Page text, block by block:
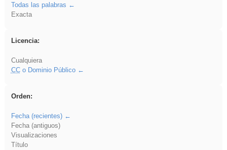
Todas las palabras
Exacta
Licencia:
Cualquiera
CCo Dominio Público
Orden:
Fecha (recientes)
Fecha (antiguos)
Visualizaciones
Título